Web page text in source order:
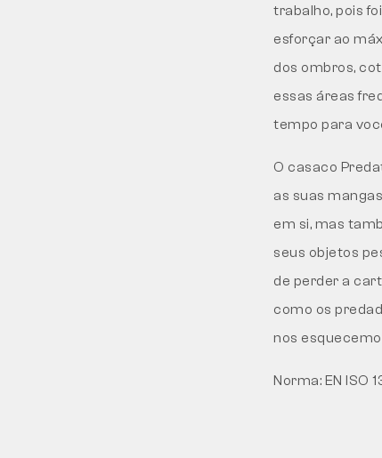
trabalho, pois
esforçar ao
dos ombros,
essas áreas
tempo para
O casaco
as suas
em si, mas
seus objetos
de perder a
como os
nos
Norma: EN ISO